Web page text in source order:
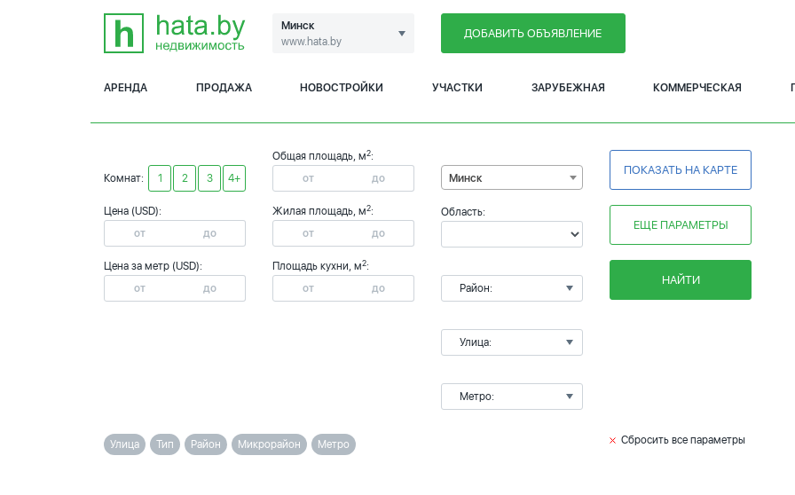
Минск
www.hata.by
ДОБАВИТЬ ОБЪЯВЛЕНИЕ
АРЕНДА ПРОДАЖА НОВОСТРОЙКИ УЧАСТКИ ЗАРУБЕЖНАЯ КОММЕРЧЕСКАЯ
Комнат: 1 2 3 4+
Цена (USD):
Цена за метр (USD):
Общая площадь, м2:
Жилая площадь, м2:
Площадь кухни, м2:
Минск
Область:
Район:
Улица:
Метро:
ПОКАЗАТЬ НА КАРТЕ
ЕЩЕ ПАРАМЕТРЫ
НАЙТИ
Улица Тип Район Микрорайон Метро Сбросить все параметры